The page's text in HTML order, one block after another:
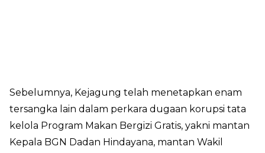
Sebelumnya, Kejagung telah menetapkan enam
tersangka lain dalam perkara dugaan korupsi tata
kelola Program Makan Bergizi Gratis, yakni mantan
Kepala BGN Dadan Hindayana, mantan Wakil